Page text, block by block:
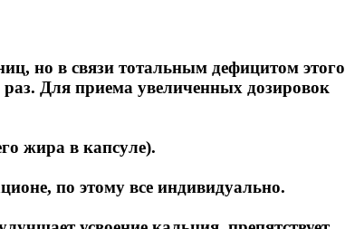
но в связи тотальным дефицитом этого
Для приема увеличенных дозировок
жира в капсуле).
по этому все индивидуально.